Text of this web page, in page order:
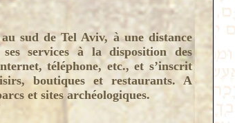
sud de Tel Aviv, à une distance
services à la disposition des
téléphone, etc., et s’inscrit
boutiques et restaurants. A
et sites archéologiques.